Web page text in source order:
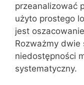
przeanalizować
użyto prostego
jest
Rozważmy
niedostępności
systematyczny.